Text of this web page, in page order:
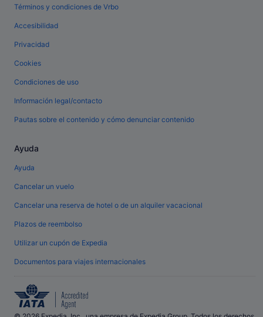
Términos y condiciones de Vrbo
Accesibilidad
Privacidad
Cookies
Condiciones de uso
Información legal/contacto
Pautas sobre el contenido y cómo denunciar contenido
Ayuda
Ayuda
Cancelar un vuelo
Cancelar una reserva de hotel o de un alquiler vacacional
Plazos de reembolso
Utilizar un cupón de Expedia
Documentos para viajes internacionales